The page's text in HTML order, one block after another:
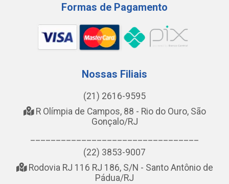
Formas de Pagamento
Nossas Filiais
(21) 2616-9595
R Olímpia de Campos, 88 - Rio do Ouro, São
Gonçalo/RJ
(22) 3853-9007
Rodovia RJ 116 RJ 186, S/N - Santo Antônio de
Pádua/RJ